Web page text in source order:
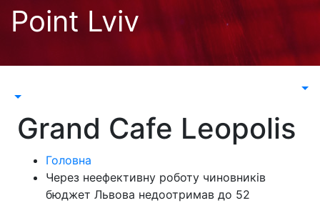
Перейти
Point Lviv
Grand Cafe Leopolis
Головна
Через неефективну роботу чиновників
бюджет Львова недоотримав до 52